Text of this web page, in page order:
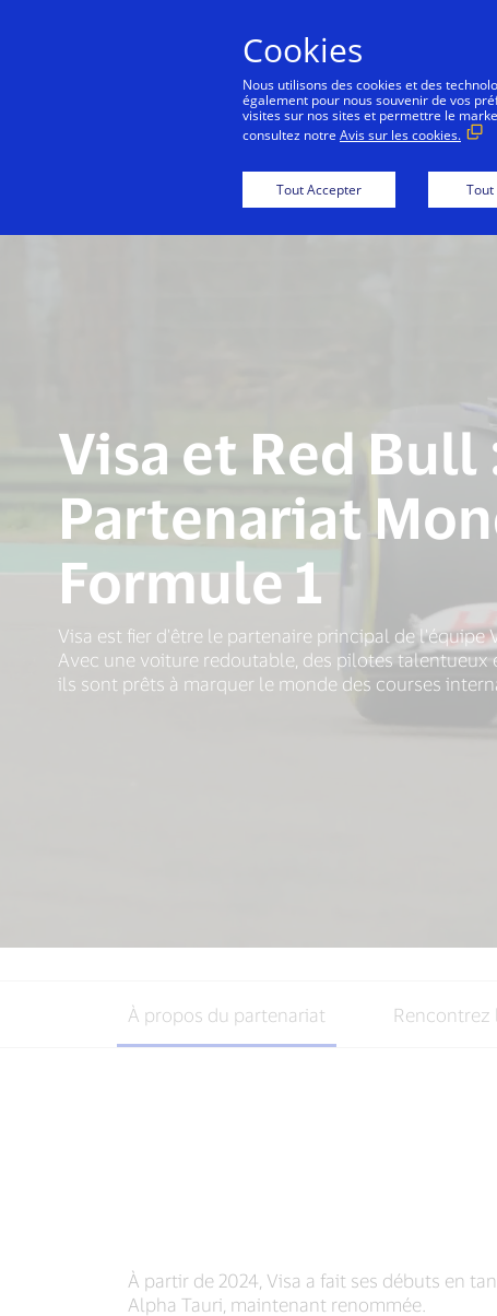
Visa et Red Bull
Partenariat
Formule 1
Visa est fier d'être le partenaire principal de l'équipe
Avec une voiture redoutable, des pilotes talentueux
ils sont prêts à marquer le monde des courses
À propos du partenariat Rencontrez
À partir de 2024, Visa a fait ses débuts en
Alpha Tauri, maintenant renommée.
Cookies
Nous utilisons des cookies et des
également pour nous souvenir de vos
visites sur nos sites et permettre le
consultez notre Avis sur les cookies.
Tout Accepter Tout